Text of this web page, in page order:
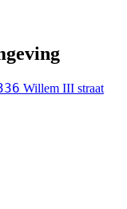
Willem III straat